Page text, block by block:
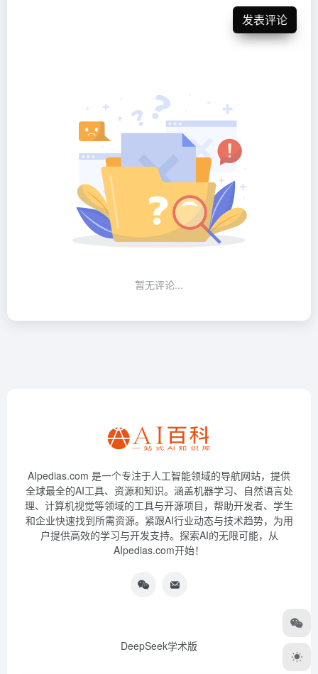
发表评论
暂无评论...
AIpedias.com 是一个专注于人工智能领域的导航网站，提供
全球最全的AI工具、资源和知识。涵盖机器学习、自然语言处
理、计算机视觉等领域的工具与开源项目，帮助开发者、学生
和企业快速找到所需资源。紧跟AI行业动态与技术趋势，为用
户提供高效的学习与开发支持。探索AI的无限可能，从
AIpedias.com开始！
DeepSeek学术版